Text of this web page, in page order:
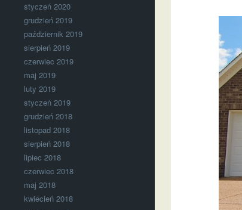
styczeń 2020
grudzień 2019
październik 2019
sierpień 2019
czerwiec 2019
maj 2019
luty 2019
styczeń 2019
grudzień 2018
listopad 2018
sierpień 2018
lipiec 2018
czerwiec 2018
maj 2018
kwiecień 2018